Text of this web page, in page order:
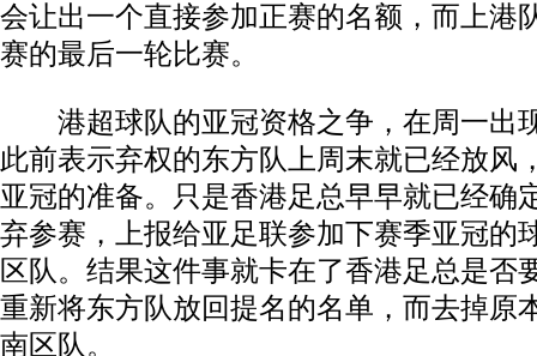
会让出一个直接参加正赛的名额，而上港
赛的最后一轮比赛。
港超球队的亚冠资格之争，在周一出
此前表示弃权的东方队上周末就已经放风
亚冠的准备。只是香港足总早早就已经确
弃参赛，上报给亚足联参加下赛季亚冠的
区队。结果这件事就卡在了香港足总是否
重新将东方队放回提名的名单，而去掉原
南区队。